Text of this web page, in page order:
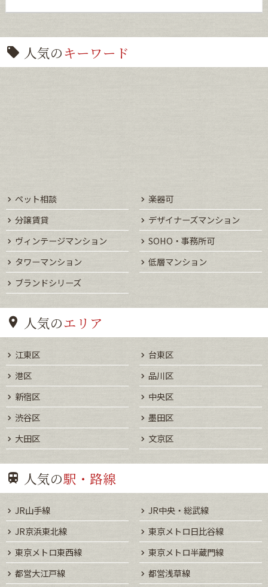
人気のキーワード
ペット相談
楽器可
分譲賃貸
デザイナーズマンション
ヴィンテージマンション
SOHO・事務所可
タワーマンション
低層マンション
ブランドシリーズ
人気のエリア
江東区
台東区
港区
品川区
新宿区
中央区
渋谷区
墨田区
大田区
文京区
人気の駅・路線
JR山手線
JR中央・総武線
JR京浜東北線
東京メトロ日比谷線
東京メトロ東西線
東京メトロ半蔵門線
都営大江戸線
都営浅草線